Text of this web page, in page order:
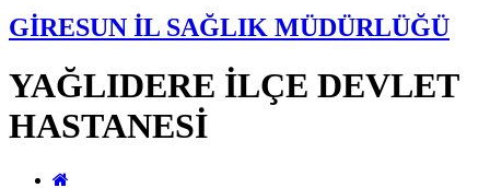
GİRESUN İL SAĞLIK MÜDÜRLÜĞÜ
YAĞLIDERE İLÇE DEVLET
HASTANESİ